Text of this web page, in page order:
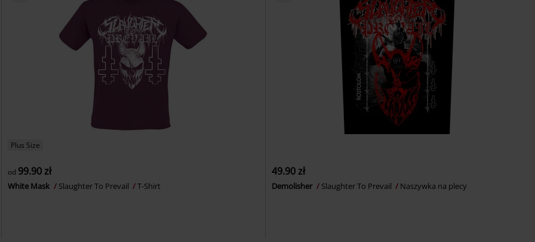
Plus Size
od 99.90 zł
White Mask Slaughter To Prevail T-Shirt
49.90 zł
Demolisher Slaughter To Prevail Naszywka na plecy